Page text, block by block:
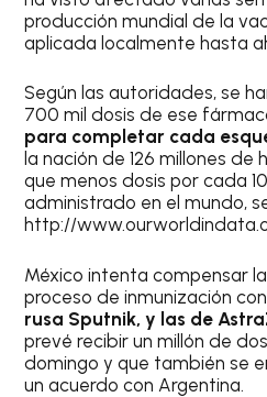
producción mundial de la
aplicada localmente hasta
Según las autoridades, se
700 mil dosis de ese
para completar cada
la nación de 126 millones
que menos dosis por cada
administrado en el mundo,
http://
México intenta compensar
proceso de inmunización
rusa Sputnik, y las de
prevé recibir un millón de
domingo y que también se
un acuerdo con Argentina.